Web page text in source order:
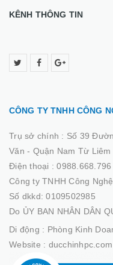
KÊNH THÔNG TIN
CÔNG TY TNHH CÔNG
Trụ sở chính : Số 39
Văn - Quận Nam Từ Liêm
Điện thoại :
Công ty TNHH Công
Số dkkd: 0109502985
Do ỦY BAN NHÂN DÂN
Di động : Phòng Kinh
Website : ducchinhpc.com